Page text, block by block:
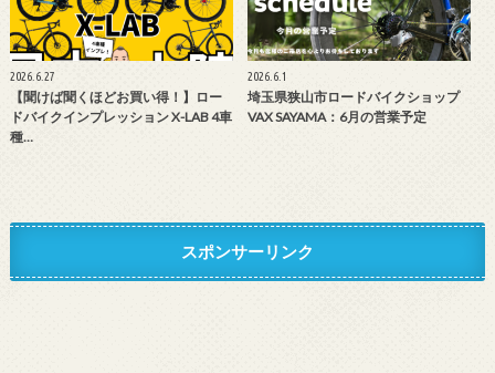
2026.6.27
【聞けば聞くほどお買い得！】ロー
ドバイクインプレッション X-LAB 4車
種…
2026.6.1
埼玉県狭山市ロードバイクショップ
VAX SAYAMA：6月の営業予定
スポンサーリンク